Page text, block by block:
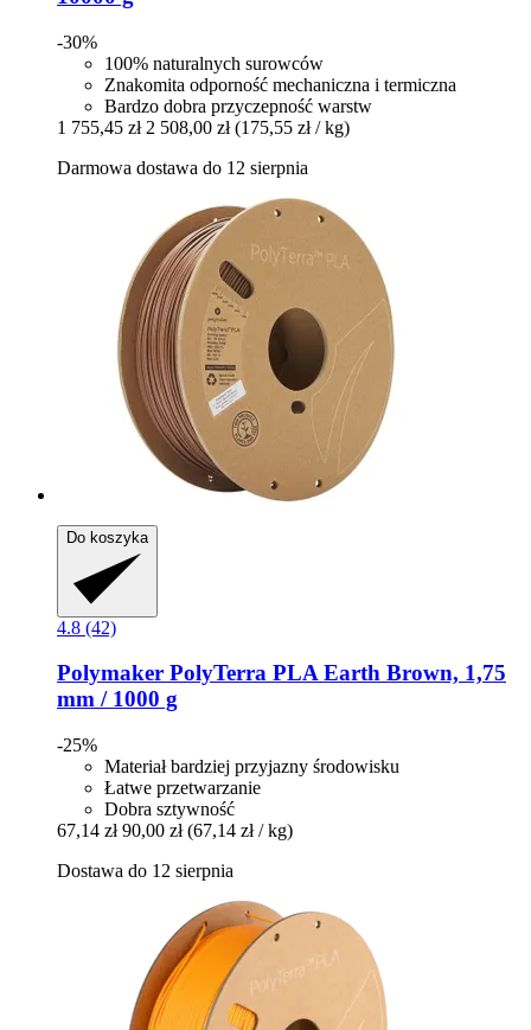
-30%
100% naturalnych surowców
Znakomita odporność mechaniczna i termiczna
Bardzo dobra przyczepność warstw
1 755,45 zł 2 508,00 zł (175,55 zł / kg)
Darmowa dostawa do 12 sierpnia
Do koszyka
4.8 (42)
Polymaker PolyTerra PLA Earth Brown, 1,75
mm / 1000 g
-25%
Materiał bardziej przyjazny środowisku
Łatwe przetwarzanie
Dobra sztywność
67,14 zł 90,00 zł (67,14 zł / kg)
Dostawa do 12 sierpnia